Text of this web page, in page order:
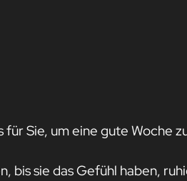
Sie, um eine gute Woche
bis sie das Gefühl haben,